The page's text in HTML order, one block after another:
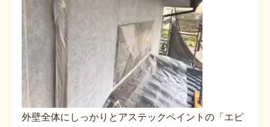
外壁全体にしっかりとアステックペイントの「エピ